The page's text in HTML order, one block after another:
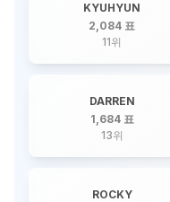
KYUHYUN
2,084 표
11위
DARREN
1,684 표
13위
ROCKY